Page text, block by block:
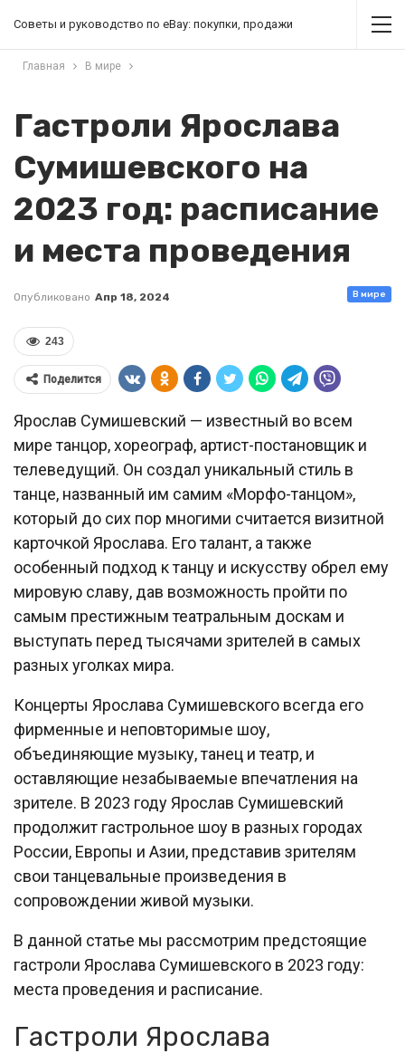
Советы и руководство по eBay: покупки, продажи
Главная В мире
Гастроли Ярослава
Сумишевского на
2023 год: расписание
и места проведения
В мире
Опубликовано Апр 18, 2024
243
Поделится
Ярослав Сумишевский — известный во всем
мире танцор, хореограф, артист-постановщик и
телеведущий. Он создал уникальный стиль в
танце, названный им самим «Морфо-танцом»,
который до сих пор многими считается визитной
карточкой Ярослава. Его талант, а также
особенный подход к танцу и искусству обрел ему
мировую славу, дав возможность пройти по
самым престижным театральным доскам и
выступать перед тысячами зрителей в самых
разных уголках мира.
Концерты Ярослава Сумишевского всегда его
фирменные и неповторимые шоу,
объединяющие музыку, танец и театр, и
оставляющие незабываемые впечатления на
зрителе. В 2023 году Ярослав Сумишевский
продолжит гастрольное шоу в разных городах
России, Европы и Азии, представив зрителям
свои танцевальные произведения в
сопровождении живой музыки.
В данной статье мы рассмотрим предстоящие
гастроли Ярослава Сумишевского в 2023 году:
места проведения и расписание.
Гастроли Ярослава